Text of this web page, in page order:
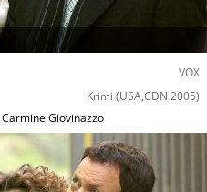
VOX
Krimi (USA,CDN 2005)
Carmine Giovinazzo